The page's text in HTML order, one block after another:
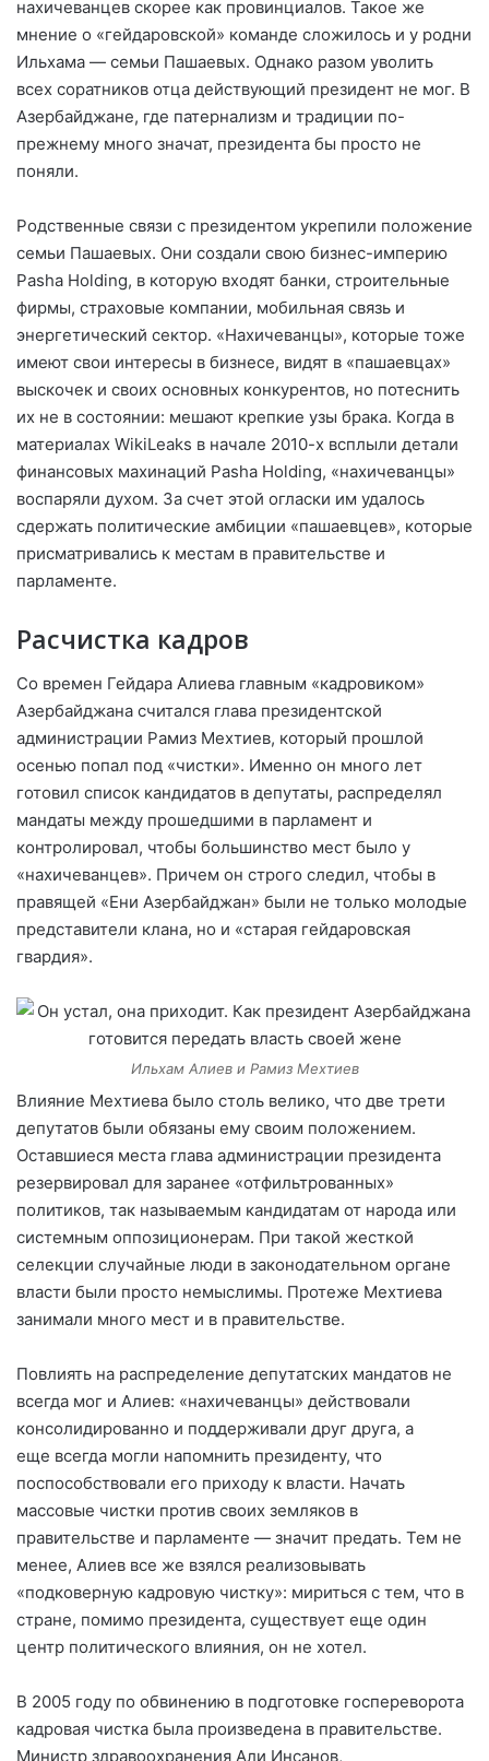
нахичеванцев скорее как провинциалов. Такое же
мнение о «гейдаровской» команде сложилось и у родни
Ильхама — семьи Пашаевых. Однако разом уволить
всех соратников отца действующий президент не мог. В
Азербайджане, где патернализм и традиции по-
прежнему много значат, президента бы просто не
поняли.
Родственные связи с президентом укрепили положение
семьи Пашаевых. Они создали свою бизнес-империю
Pasha Holding, в которую входят банки, строительные
фирмы, страховые компании, мобильная связь и
энергетический сектор. «Нахичеванцы», которые тоже
имеют свои интересы в бизнесе, видят в «пашаевцах»
выскочек и своих основных конкурентов, но потеснить
их не в состоянии: мешают крепкие узы брака. Когда в
материалах WikiLeaks в начале 2010-х всплыли детали
финансовых махинаций Pasha Holding, «нахичеванцы»
воспаряли духом. За счет этой огласки им удалось
сдержать политические амбиции «пашаевцев», которые
присматривались к местам в правительстве и
парламенте.
Расчистка кадров
Со времен Гейдара Алиева главным «кадровиком»
Азербайджана считался глава президентской
администрации Рамиз Мехтиев, который прошлой
осенью попал под «чистки». Именно он много лет
готовил список кандидатов в депутаты, распределял
мандаты между прошедшими в парламент и
контролировал, чтобы большинство мест было у
«нахичеванцев». Причем он строго следил, чтобы в
правящей «Ени Азербайджан» были не только молодые
представители клана, но и «старая гейдаровская
гвардия».
Ильхам Алиев и Рамиз Мехтиев
Влияние Мехтиева было столь велико, что две трети
депутатов были обязаны ему своим положением.
Оставшиеся места глава администрации президента
резервировал для заранее «отфильтрованных»
политиков, так называемым кандидатам от народа или
системным оппозиционерам. При такой жесткой
селекции случайные люди в законодательном органе
власти были просто немыслимы. Протеже Мехтиева
занимали много мест и в правительстве.
Повлиять на распределение депутатских мандатов не
всегда мог и Алиев: «нахичеванцы» действовали
консолидированно и поддерживали друг друга, а
еще всегда могли напомнить президенту, что
поспособствовали его приходу к власти. Начать
массовые чистки против своих земляков в
правительстве и парламенте — значит предать. Тем не
менее, Алиев все же взялся реализовывать
«подковерную кадровую чистку»: мириться с тем, что в
стране, помимо президента, существует еще один
центр политического влияния, он не хотел.
В 2005 году по обвинению в подготовке госпереворота
кадровая чистка была произведена в правительстве.
Министр здравоохранения Али Инсанов,